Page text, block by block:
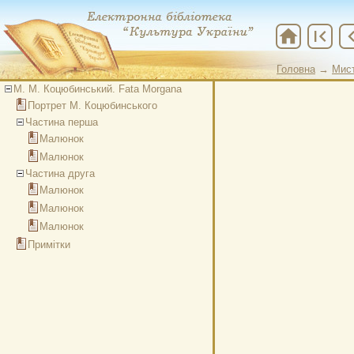
Головна →
Головна→
home first_page chevron_left
М. М. Коцюбинський. Fata Morgana
Портрет М. Коцюбинського
Частина перша
Малюнок
Малюнок
Частина друга
Малюнок
Малюнок
Малюнок
Примітки